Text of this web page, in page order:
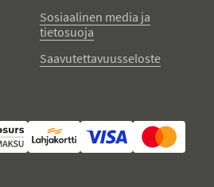
Sosiaalinen media ja
tietosuoja
Saavutettavuusseloste